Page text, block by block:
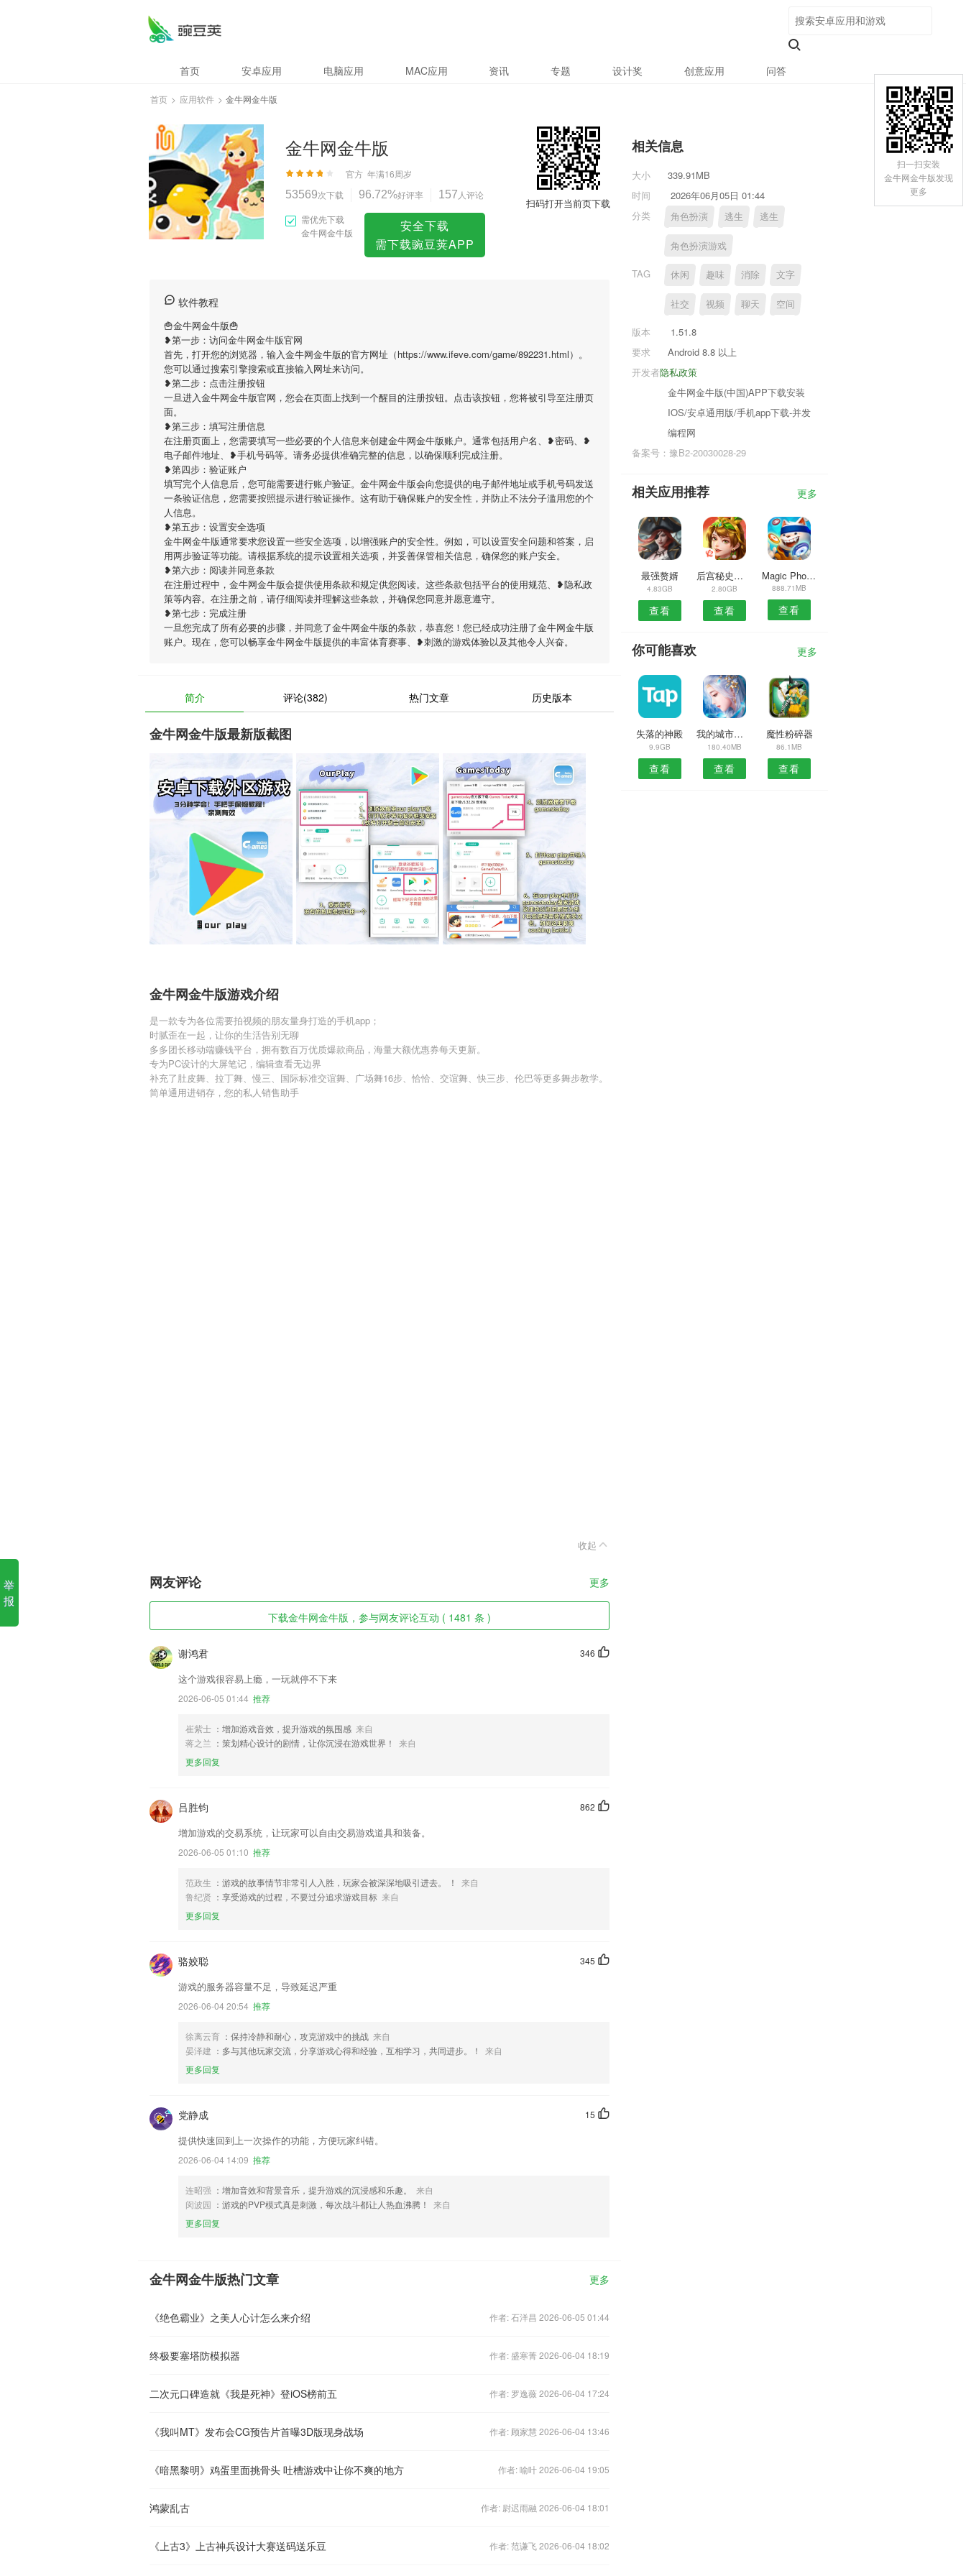
首页 安卓应用 电脑应用 MAC应用 资讯 专题 设计奖 创意应用 问答
首页 > 应用软件 > 金牛网金牛版
金牛网金牛版
官方 年满16周岁
53569次下载 96.72%好评率 157 人评论
需优先下载
金牛网金牛版
安全下载
需下载豌豆荚APP
扫码打开当前页下载
软件教程
🍟金牛网金牛版🍟
❥第一步：访问金牛网金牛版官网
首先，打开您的浏览器，输入金牛网金牛版的官方网址（https://www.ifeve.com/game/892231.html）。
您可以通过搜索引擎搜索或直接输入网址来访问。
❥第二步：点击注册按钮
一旦进入金牛网金牛版官网，您会在页面上找到一个醒目的注册按钮。点击该按钮，您将被引导至注册页
面。
❥第三步：填写注册信息
在注册页面上，您需要填写一些必要的个人信息来创建金牛网金牛版账户。通常包括用户名、❥密码、❥
电子邮件地址、❥手机号码等。请务必提供准确完整的信息，以确保顺利完成注册。
❥第四步：验证账户
填写完个人信息后，您可能需要进行账户验证。金牛网金牛版会向您提供的电子邮件地址或手机号码发送
一条验证信息，您需要按照提示进行验证操作。这有助于确保账户的安全性，并防止不法分子滥用您的个
人信息。
❥第五步：设置安全选项
金牛网金牛版通常要求您设置一些安全选项，以增强账户的安全性。例如，可以设置安全问题和答案，启
用两步验证等功能。请根据系统的提示设置相关选项，并妥善保管相关信息，确保您的账户安全。
❥第六步：阅读并同意条款
在注册过程中，金牛网金牛版会提供使用条款和规定供您阅读。这些条款包括平台的使用规范、❥隐私政
策等内容。在注册之前，请仔细阅读并理解这些条款，并确保您同意并愿意遵守。
❥第七步：完成注册
一旦您完成了所有必要的步骤，并同意了金牛网金牛版的条款，恭喜您！您已经成功注册了金牛网金牛版
账户。现在，您可以畅享金牛网金牛版提供的丰富体育赛事、❥刺激的游戏体验以及其他令人兴奋。
简介 评论(382) 热门文章 历史版本
金牛网金牛版最新版截图
金牛网金牛版游戏介绍
是一款专为各位需要拍视频的朋友量身打造的手机app；
时腻歪在一起，让你的生活告别无聊
多多团长移动端赚钱平台，拥有数百万优质爆款商品，海量大额优惠券每天更新。
专为PC设计的大屏笔记，编辑查看无边界
补充了肚皮舞、拉丁舞、慢三、国际标准交谊舞、广场舞16步、恰恰、交谊舞、快三步、伦巴等更多舞步教学。
简单通用进销存，您的私人销售助手
收起
网友评论 更多
下载金牛网金牛版，参与网友评论互动 ( 1481 条 )
346
谢鸿君
这个游戏很容易上瘾，一玩就停不下来
2026-06-05 01:44 推荐
崔紫士 ：增加游戏音效，提升游戏的氛围感 来自
蒋之兰 ：策划精心设计的剧情，让你沉浸在游戏世界！
来自
更多回复
862
吕胜钧
增加游戏的交易系统，让玩家可以自由交易游戏道具和装备。
2026-06-05 01:10 推荐
范政生 ：游戏的故事情节非常引人入胜，玩家会被深深地吸引进去。 ！
来自
鲁纪贤 ：享受游戏的过程，不要过分追求游戏目标 来自
更多回复
345
骆姣聪
游戏的服务器容量不足，导致延迟严重
2026-06-04 20:54 推荐
徐离云育 ：保持冷静和耐心，攻克游戏中的挑战 来自
晏泽建 ：多与其他玩家交流，分享游戏心得和经验，互相学习，共同进步。！
来自
更多回复
15
党静成
提供快速回到上一次操作的功能，方便玩家纠错。
2026-06-04 14:09 推荐
连昭强 ：增加音效和背景音乐，提升游戏的沉浸感和乐趣。
来自
闵波园 ：游戏的PVP模式真是刺激，每次战斗都让人热血沸腾！
来自
更多回复
金牛网金牛版热门文章 更多
《绝色霸业》之美人心计怎么来介绍 作者: 石洋昌 2026-06-05 01:44
终极要塞塔防模拟器 作者: 盛寒菁 2026-06-04 18:19
二次元口碑造就《我是死神》登iOS榜前五 作者: 罗逸薇 2026-06-04 17:24
《我叫MT》发布会CG预告片首曝3D版现身战场 作者: 顾家慧 2026-06-04 13:46
《暗黑黎明》鸡蛋里面挑骨头 吐槽游戏中让你不爽的地方 作者: 喻叶 2026-06-04 19:05
鸿蒙乱古 作者: 尉迟雨融 2026-06-04 18:01
《上古3》上古神兵设计大赛送码送乐豆 作者: 范谦飞 2026-06-04 18:02
相关信息
大小
339.91MB
时间
2026年06月05日 01:44
分类
角色扮演 逃生 逃生
角色扮演游戏
TAG 休闲 趣味 消除 文字
社交 视频 聊天 空间
版本
1.51.8
要求
Android 8.8 以上
隐私政策
开发者
金牛网金牛版(中国)APP下载安装
IOS/安卓通用版/手机app下载-并发
编程网
备案号：豫B2-20030028-29
相关应用推荐 更多
最强赘婿
4.83GB
查看
后宫秘史相见欢服
2.80GB
查看
Magic Photo Editor
888.71MB
查看
你可能喜欢 更多
失落的神殿
9.9GB
查看
我的城市酒店公寓
180.40MB
查看
魔性粉碎器
86.1MB
查看
扫一扫安装
金牛网金牛版发现
更多
举
报